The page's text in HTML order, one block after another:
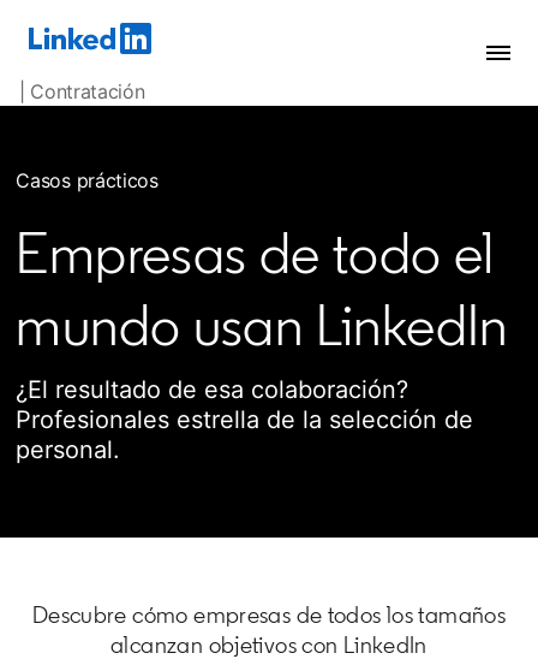
| Contratación
Casos prácticos
Empresas de todo el
mundo usan LinkedIn
¿El resultado de esa colaboración?
Profesionales estrella de la selección de
personal.
Descubre cómo empresas de todos los tamaños
alcanzan objetivos con LinkedIn